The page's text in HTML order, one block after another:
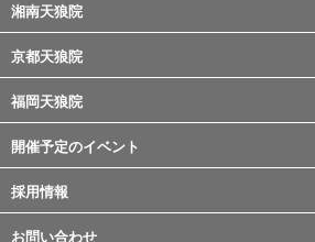
湘南天狼院
京都天狼院
福岡天狼院
開催予定のイベント
採用情報
お問い合わせ